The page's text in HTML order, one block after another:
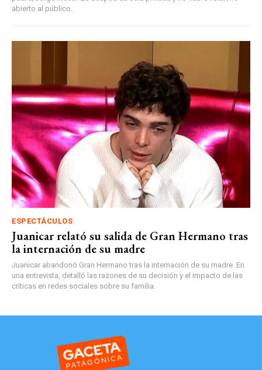
abierto al público.
ESPECTÁCULOS
Juanicar relató su salida de Gran Hermano tras
la internación de su madre
Juanicar abandonó Gran Hermano tras la internación de su madre. En
una entrevista, detalló las razones de su decisión y el impacto de las
críticas en redes sociales sobre su familia.